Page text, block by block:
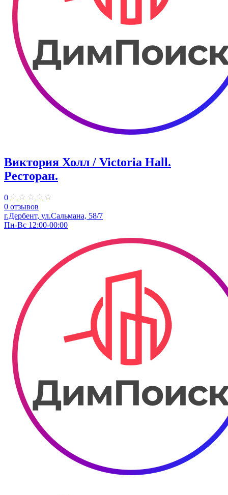
Виктория Холл / Victoria Hall.
Ресторан.
0
0 отзывов
г.Дербент, ул.Сальмана, 58/7
Пн-Вс 12:00-00:00